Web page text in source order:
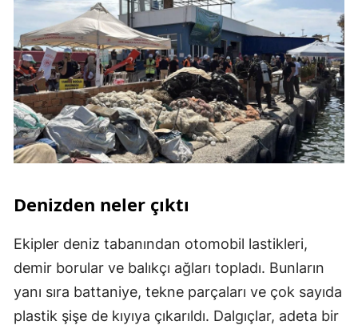
Denizden neler çıktı
Ekipler deniz tabanından otomobil lastikleri,
demir borular ve balıkçı ağları topladı. Bunların
yanı sıra battaniye, tekne parçaları ve çok sayıda
plastik şişe de kıyıya çıkarıldı. Dalgıçlar, adeta bir